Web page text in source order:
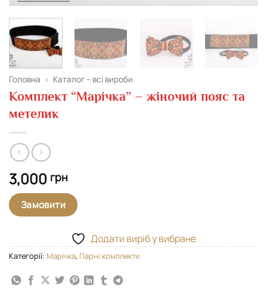
Головна » Каталог – всі вироби
Комплект “Марічка” – жіночий пояс та
метелик
3,000 грн
Замовити
Додати виріб у вибране
Категорії: Марічка, Парні комплекти